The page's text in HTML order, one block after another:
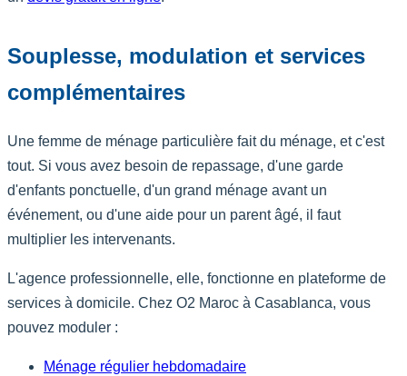
Souplesse, modulation et services
complémentaires
Une femme de ménage particulière fait du ménage, et c'est
tout. Si vous avez besoin de repassage, d'une garde
d'enfants ponctuelle, d'un grand ménage avant un
événement, ou d'une aide pour un parent âgé, il faut
multiplier les intervenants.
L'agence professionnelle, elle, fonctionne en plateforme de
services à domicile. Chez O2 Maroc à Casablanca, vous
pouvez moduler :
Ménage régulier hebdomadaire